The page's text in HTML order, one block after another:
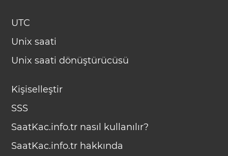
UTC
Unix saati
Unix saati dönüştürücüsü
Kişiselleştir
SSS
SaatKac.info.tr nasıl kullanılır?
SaatKac.info.tr hakkında